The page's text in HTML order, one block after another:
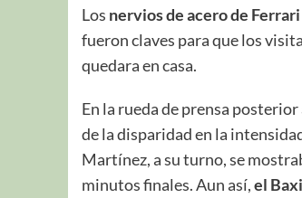
Los nervios de acero de
fueron claves para que los
quedara en casa.
En la rueda de prensa
de la disparidad en la
Martínez, a su turno, se
minutos finales. Aun así,el